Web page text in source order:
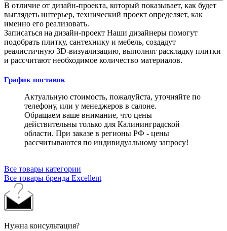
В отличие от дизайн-проекта, который показывает, как будет
выглядеть интерьер, технический проект определяет, как
именно его реализовать.
Записаться на дизайн-проект Наши дизайнеры помогут
подобрать плитку, сантехнику и мебель, создадут
реалистичную 3D-визуализацию, выполнят раскладку плитки
и рассчитают необходимое количество материалов.
График поставок
Актуальную стоимость, пожалуйста, уточняйте по
телефону, или у менеджеров в салоне.
Обращаем ваше внимание, что цены
действительны только для Калининградской
области. При заказе в регионы РФ - цены
рассчитываются по индивидуальному запросу!
Все товары категории
Все товары бренда Excellent
Нужна консультация?